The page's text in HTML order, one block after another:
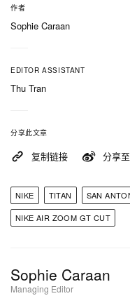
性，以及不懈向上
份菲律宾式传承，从
这次联名将与 TITAN
中。诞生于 Manila
鞋文化的权威风向标
都借助这一平台讲述
Dylan Harper 的菲律
的主角——一位根系
作者
Sophie Caraan
EDITOR ASSISTANT
Thu Tran
分享此文章
复制链接 分享
NIKE TITAN SAN
NIKE AIR ZOOM GT CUT
Sophie Caraan
Managing Editor